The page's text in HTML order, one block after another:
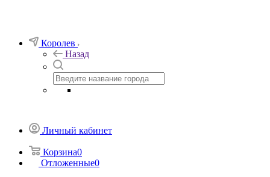
Королев
Назад
Личный кабинет
Корзина0
Отложенные0